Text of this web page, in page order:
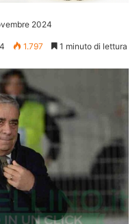
2024
1.797 1 minuto di lettura